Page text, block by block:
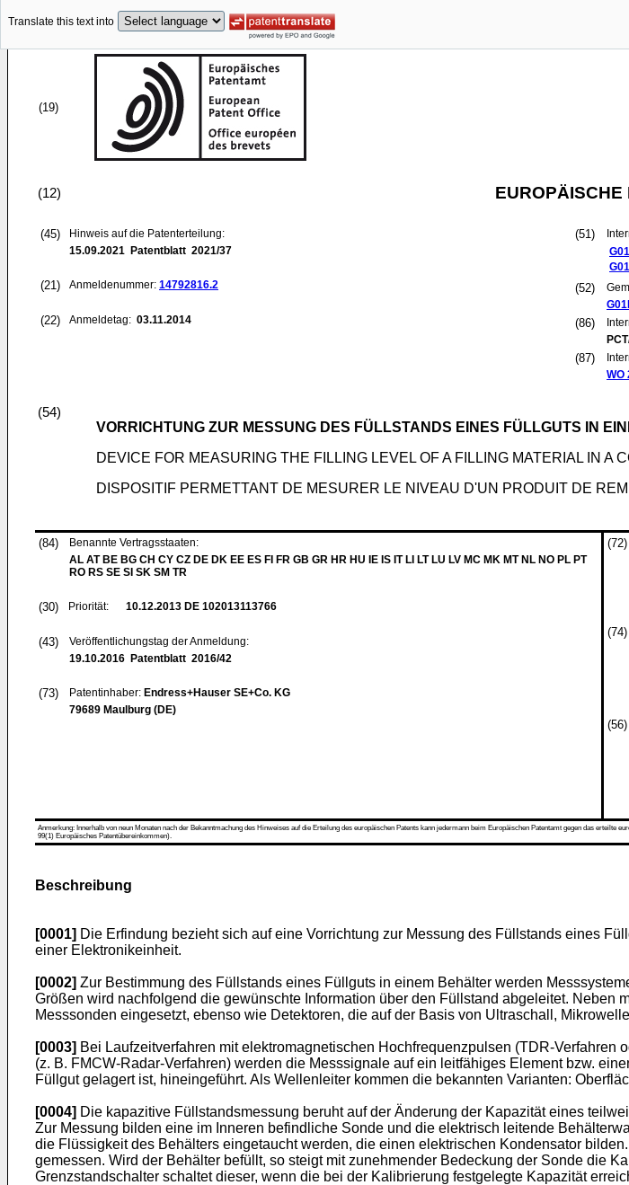
Translate this text into
(19)
(12) EUROPÄISCHE
(45)
Hinweis auf die Patenterteilung:
15.09.2021 Patentblatt 2021/37
(21) Anmeldenummer: 14792816.2
(22) Anmeldetag: 03.11.2014
(51)
(52)
(86)
(87)
WO
(54)
VORRICHTUNG ZUR MESSUNG DES FÜLLSTANDS EINES FÜLLGUTS IN
DEVICE FOR MEASURING THE FILLING LEVEL OF A FILLING MATERIAL IN A
DISPOSITIF PERMETTANT DE MESURER LE NIVEAU D'UN PRODUIT DE
(84)
Benannte Vertragsstaaten:
AL AT BE BG CH CY CZ DE DK EE ES FI FR GB GR HR HU IE IS IT LI LT LU LV MC MK MT NL NO PL PT
RO RS SE SI SK SM TR
(30) Priorität: 10.12.2013 DE 102013113766
(43)
Veröffentlichungstag der Anmeldung:
19.10.2016 Patentblatt 2016/42
(73) Patentinhaber: Endress+Hauser SE+Co. KG
79689 Maulburg (DE)
(72)
(74)
(56)
Anmerkung: Innerhalb von neun Monaten nach der Bekanntmachung des Hinweises auf die Erteilung des europäischen Patents kann jedermann beim Europäischen Patentamt gegen das
99(1) Europäisches Patentübereinkommen).
Beschreibung
[0001] Die Erfindung bezieht sich auf eine Vorrichtung zur Messung des Füllstands eines
einer Elektronikeinheit.
[0002] Zur Bestimmung des Füllstands eines Füllguts in einem Behälter werden
Größen wird nachfolgend die gewünschte Information über den Füllstand abgeleitet. Neben
Messsonden eingesetzt, ebenso wie Detektoren, die auf der Basis von Ultraschall,
[0003] Bei Laufzeitverfahren mit elektromagnetischen Hochfrequenzpulsen (TDR-
(z. B. FMCW-Radar-Verfahren) werden die Messsignale auf ein leitfähiges Element bzw.
Füllgut gelagert ist, hineingeführt. Als Wellenleiter kommen die bekannten Varianten:
[0004] Die kapazitive Füllstandsmessung beruht auf der Änderung der Kapazität eines
Zur Messung bilden eine im Inneren befindliche Sonde und die elektrisch leitende
die Flüssigkeit des Behälters eingetaucht werden, die einen elektrischen Kondensator
gemessen. Wird der Behälter befüllt, so steigt mit zunehmender Bedeckung der Sonde die
Grenzstandschalter schaltet dieser, wenn die bei der Kalibrierung festgelegte Kapazität